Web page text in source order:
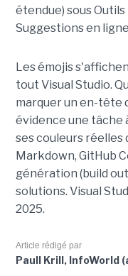
étendue) sous
Suggestions en
Les émojis
tout Visual Studio.
marquer un en-tête
évidence une tâche
ses couleurs réelles
Markdown, GitHub
génération (build
solutions. Visual
2025.
Article rédigé par
Paull Krill, InfoWorld